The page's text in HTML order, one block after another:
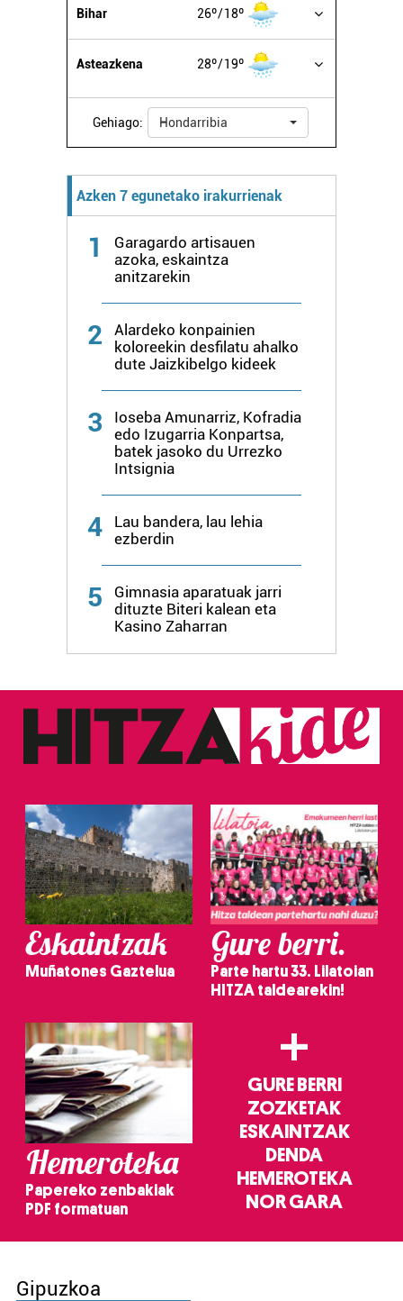
Bihar 26º 18º
Asteazkena 28º 19º
Gehiago: Hondarribia
Azken 7 egunetako irakurrienak
1
Garagardo artisauen
azoka, eskaintza
anitzarekin
2
Alardeko konpainien
koloreekin desfilatu ahalko
dute Jaizkibelgo kideek
3
Ioseba Amunarriz, Kofradia
edo Izugarria Konpartsa,
batek jasoko du Urrezko
Intsignia
4
Lau bandera, lau lehia
ezberdin
5
Gimnasia aparatuak jarri
dituzte Biteri kalean eta
Kasino Zaharran
Eskaintzak
Muñatones Gaztelua
Gure berri.
Parte hartu 33. Lilatoian
HITZA taldearekin!
Hemeroteka
Papereko zenbakiak
PDF formatuan
+
GURE BERRI
ZOZKETAK
ESKAINTZAK
DENDA
HEMEROTEKA
NOR GARA
Gipuzkoa